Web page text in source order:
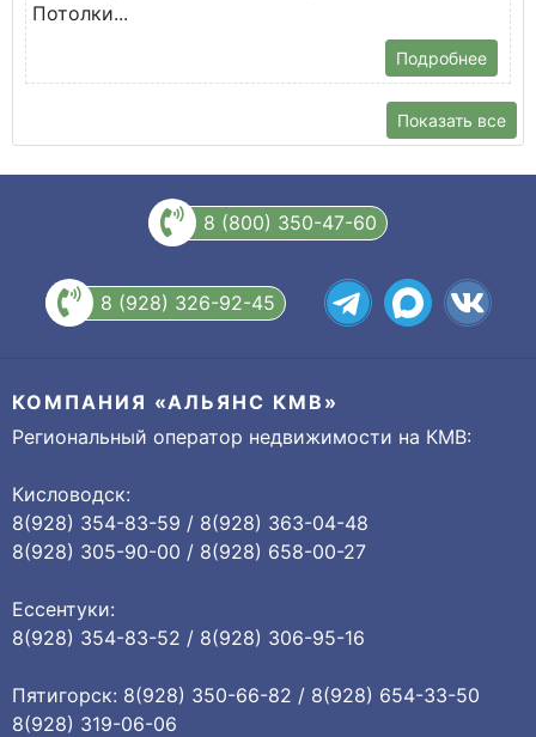
Потолки...
Подробнее
Показать все
8 (800) 350-47-60
8 (928) 326-92-45
КОМПАНИЯ «АЛЬЯНС КМВ»
Региональный оператор недвижимости на КМВ:
Кисловодск:
8(928) 354-83-59 / 8(928) 363-04-48
8(928) 305-90-00 / 8(928) 658-00-27
Ессентуки:
8(928) 354-83-52 / 8(928) 306-95-16
Пятигорск: 8(928) 350-66-82 / 8(928) 654-33-50
8(928) 319-06-06